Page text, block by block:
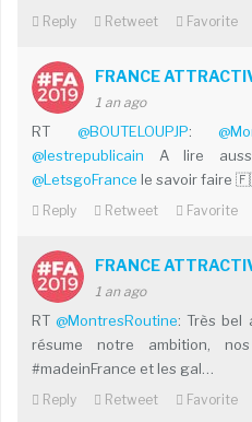
Reply Retweet Favorite
FRANCE
1 an ago
RT @BOUTELOUPJP:
@lestrepublicain A lire
@LetsgoFrance le savoir faire
Reply Retweet Favorite
FRANCE
1 an ago
RT@MontresRoutine: Très bel
résume notre ambition,
#madeinFrance et les gal…
Reply Retweet Favorite